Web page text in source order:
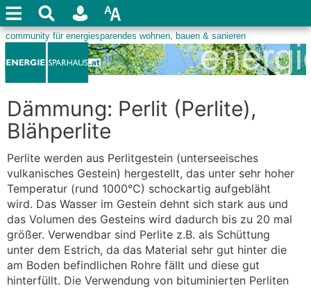
Dämmung: Perlit (Perlite),
Blähperlite
Perlite werden aus Perlitgestein (unterseeisches
vulkanisches Gestein) hergestellt, das unter sehr hoher
Temperatur (rund 1000°C) schockartig aufgebläht
wird. Das Wasser im Gestein dehnt sich stark aus und
das Volumen des Gesteins wird dadurch bis zu 20 mal
größer. Verwendbar sind Perlite z.B. als Schüttung
unter dem Estrich, da das Material sehr gut hinter die
am Boden befindlichen Rohre fällt und diese gut
hinterfüllt. Die Verwendung von bituminierten Perliten